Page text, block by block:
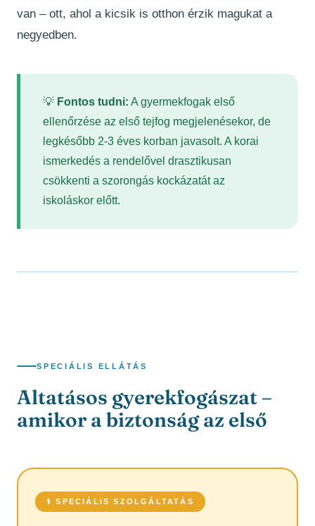
van – ott, ahol a kicsik is otthon érzik magukat a
negyedben.
💡 Fontos tudni: A gyermekfogak első
ellenőrzése az első tejfog megjelenésekor, de
legkésőbb 2-3 éves korban javasolt. A korai
ismerkedés a rendelővel drasztikusan
csökkenti a szorongás kockázatát az
iskoláskor előtt.
SPECIÁLIS ELLÁTÁS
Altatásos gyerekfogászat –
amikor a biztonság az első
⚕️ SPECIÁLIS SZOLGÁLTATÁS